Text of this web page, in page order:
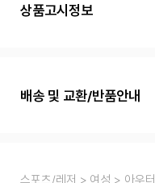
상품고시정보
배송 및 교환/반품안내
스포츠/레저 여성 아우터